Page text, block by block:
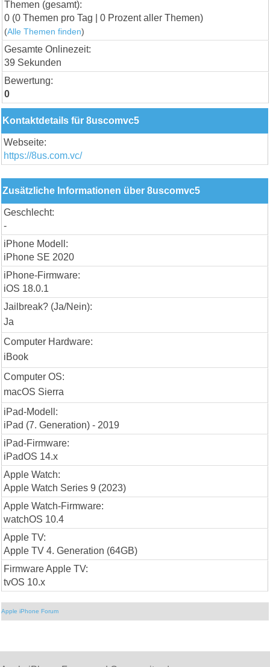
Themen (gesamt):
0 (0 Themen pro Tag | 0 Prozent aller Themen)
(Alle Themen finden)
Gesamte Onlinezeit:
39 Sekunden
Bewertung:
0
Kontaktdetails für 8uscomvc5
Webseite:
https://8us.com.vc/
Zusätzliche Informationen über 8uscomvc5
Geschlecht:
-
iPhone Modell:
iPhone SE 2020
iPhone-Firmware:
iOS 18.0.1
Jailbreak? (Ja/Nein):
Ja
Computer Hardware:
iBook
Computer OS:
macOS Sierra
iPad-Modell:
iPad (7. Generation) - 2019
iPad-Firmware:
iPadOS 14.x
Apple Watch:
Apple Watch Series 9 (2023)
Apple Watch-Firmware:
watchOS 10.4
Apple TV:
Apple TV 4. Generation (64GB)
Firmware Apple TV:
tvOS 10.x
Apple iPhone Forum